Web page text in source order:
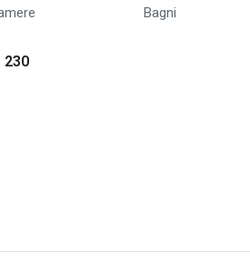
Bagni
230